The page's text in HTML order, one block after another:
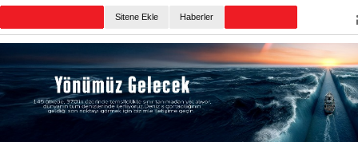
Sitene Ekle Haberler